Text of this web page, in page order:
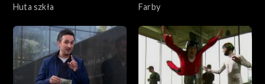
Huta szkła
Farby